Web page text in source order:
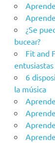
¿Se
bucear?
Fit and
6
la música